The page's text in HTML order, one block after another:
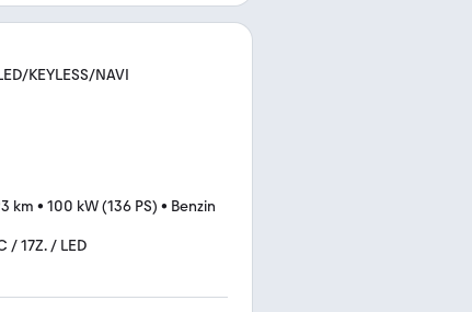
KEYLESS/NAVI
km • 100 kW (136 PS) • Benzin
/ 17Z. / LED